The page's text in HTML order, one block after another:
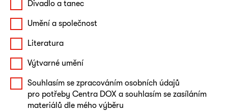
Divadlo a tanec
Umění a společnost
Literatura
Výtvarné umění
Souhlasím se zpracováním osobních údajů
pro potřeby Centra DOX a souhlasím se zasíláním
materiálů dle mého výběru